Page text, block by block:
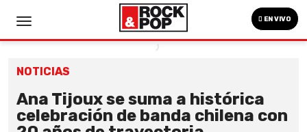
EN VIVO
NOTICIAS
Ana Tijoux se suma a histórica
celebración de banda chilena con